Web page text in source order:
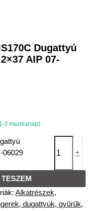
Dugattyú
AIP 07-
2 munkanap)
06029
+
Alkatrészek,
dugattyúk, gyűrűk,